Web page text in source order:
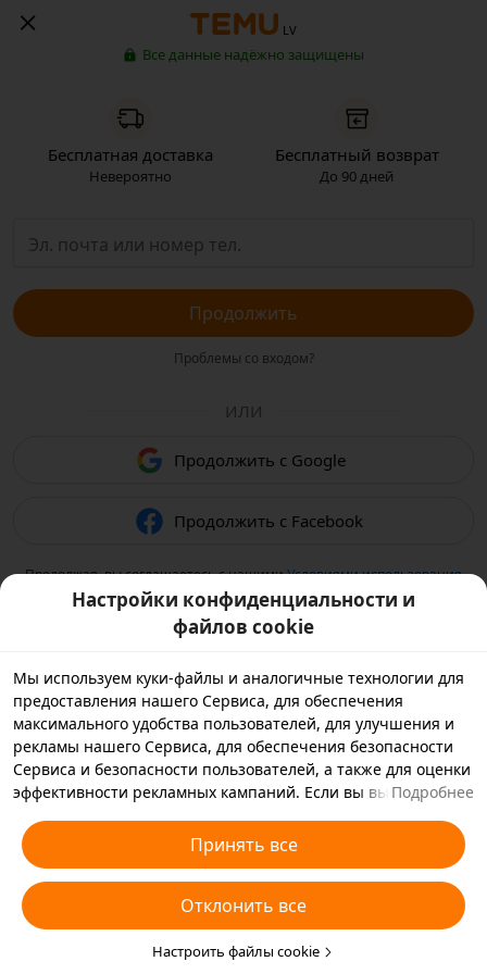
LV
Все данные надёжно защищены
Бесплатная доставка
Невероятно
Бесплатный возврат
До 90 дней
Продолжить
Проблемы со входом?
ИЛИ
Продолжить с Google
Продолжить с Facebook
Продолжая, вы соглашаетесь с нашимиУсловиями использования
и подтверждаете, что прочитали нашу Политику
конфиденциальности
Настройки конфиденциальности и
файлов cookie
Мы используем куки-файлы и аналогичные технологии для
предоставления нашего Сервиса, для обеспечения
максимального удобства пользователей, для улучшения и
рекламы нашего Сервиса, для обеспечения безопасности
Сервиса и безопасности пользователей, а также для оценки
эффективности рекламных кампаний. Если вы выбираете
с которыми мы работаем, будем хранить куки-файлы и
использовать аналогичные технологии на вашем
устройстве в рекламных целях. Вы также можете выбрать
«Отклонить все», чтобы отклонить все необязательные
куки-файлы, или выбрать, какие типы куки-файлов
необходимо принять или отклонить. Для этого нажмите
Подробнее
Принять все
Отклонить все
Настроить файлы cookie